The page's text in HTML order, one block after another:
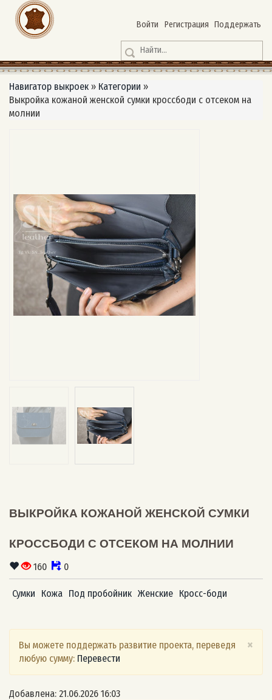
Войти Регистрация Поддержать
Навигатор выкроек » Категории »
Выкройка кожаной женской сумки кроссбоди с отсеком на
молнии
ВЫКРОЙКА КОЖАНОЙ ЖЕНСКОЙ СУМКИ
КРОССБОДИ С ОТСЕКОМ НА МОЛНИИ
160 0
Сумки Кожа Под пробойник Женские Кросс-боди
×
Вы можете поддержать развитие проекта, переведя
любую сумму: Перевести
Добавлена: 21.06.2026 16:03